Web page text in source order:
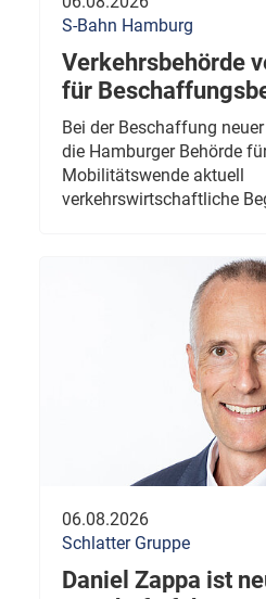
S-Bahn Hamburg
Verkehrsbehörde
für
Bei der Beschaffung
die Hamburger Behörde
Mobilitätswende aktuell
verkehrswirtschaftliche
06.08.2026
Schlatter Gruppe
Daniel Zappa ist